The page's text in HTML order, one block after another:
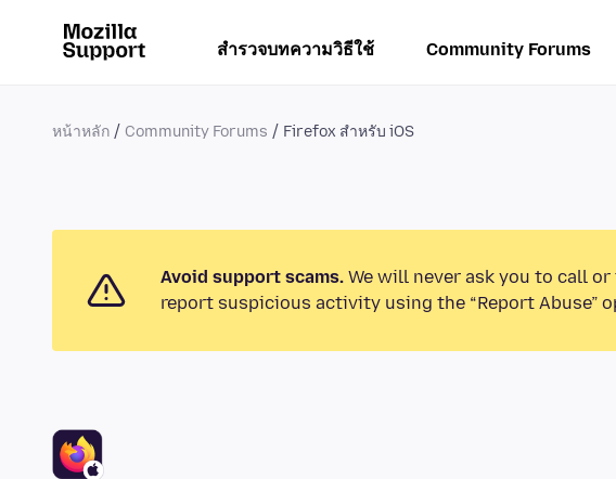
สำรวจบทความวิธีใช้ Community Forums
หน้าหลัก Community Forums Firefox สำหรับ iOS
Avoid support scams. We will never ask you to call
report suspicious activity using the “Report Abuse”